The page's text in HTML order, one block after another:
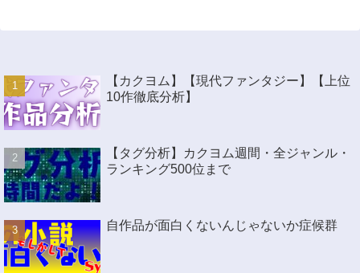
【カクヨム】【現代ファンタジー】【上位
10作徹底分析】
【タグ分析】カクヨム週間・全ジャンル・
ランキング500位まで
自作品が面白くないんじゃないか症候群